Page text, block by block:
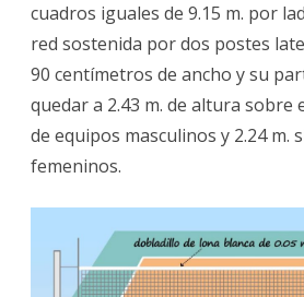
cuadros iguales de 9.15 m. por
red sostenida por dos postes
90 centímetros de ancho y su
quedar a 2.43 m. de altura sobre
de equipos masculinos y 2.24 m.
femeninos.